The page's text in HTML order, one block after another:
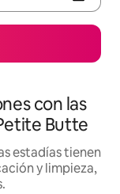
con las
Butte
estadías tienen
y limpieza,